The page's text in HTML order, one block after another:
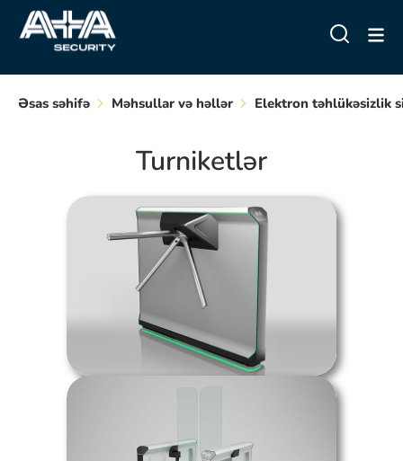
Əsas səhifə Məhsullar və həllər Elektron təhlükəsizlik
Turniketlər